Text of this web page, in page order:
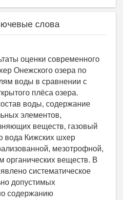
слова
оценки современного
Онежского озера по
воды в сравнении с
плёса озера.
воды, содержание
элементов,
веществ, газовый
вода Кижских шхер
мезотрофной,
органических веществ. В
систематическое
допустимых
содержанию